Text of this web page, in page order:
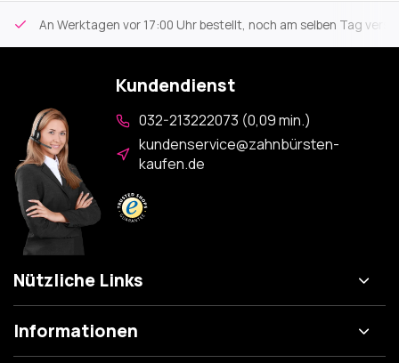
An Werktagen vor 17:00 Uhr bestellt, noch am selben Tag
Kundendienst
032-213222073 (0,09 min.)
kundenservice@zahnbürsten-
kaufen.de
Nützliche Links
Informationen